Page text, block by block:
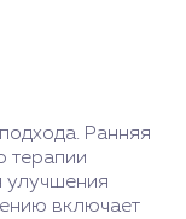
Ранняя
терапии
улучшения
включает